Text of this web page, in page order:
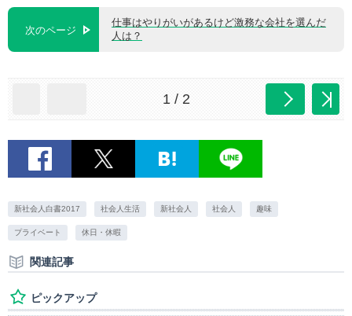
次のページ
仕事はやりがいがあるけど激務な会社を選んだ
人は？
1 / 2
新社会人白書2017 社会人生活 新社会人 社会人 趣味
プライベート 休日・休暇
関連記事
ピックアップ